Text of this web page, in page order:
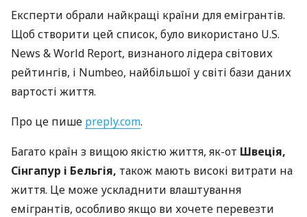
Експерти обрали найкращі країни для емігрантів.
Щоб створити цей список, було використано U.S.
News & World Report, визнаного лідера світових
рейтингів, і Numbeo, найбільшої у світі бази даних
вартості життя.
Про це пише preply.com.
Багато країн з вищою якістю життя, як-от Швеція,
Сінгапур і Бельгія, також мають високі витрати на
життя. Це може ускладнити влаштування
емігрантів, особливо якщо ви хочете перевезти